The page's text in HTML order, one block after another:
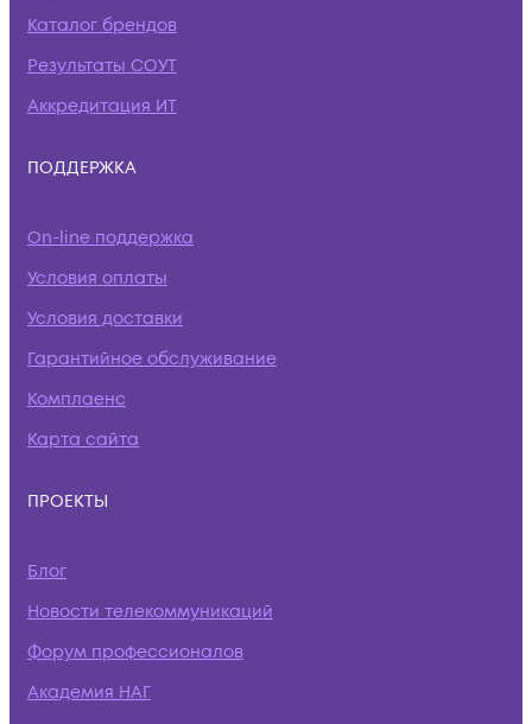
Каталог брендов
Результаты СОУТ
Аккредитация ИТ
ПОДДЕРЖКА
On-line поддержка
Условия оплаты
Условия доставки
Гарантийное обслуживание
Комплаенс
Карта сайта
ПРОЕКТЫ
Блог
Новости телекоммуникаций
Форум профессионалов
Академия НАГ